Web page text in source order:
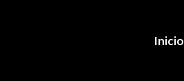
Inicio